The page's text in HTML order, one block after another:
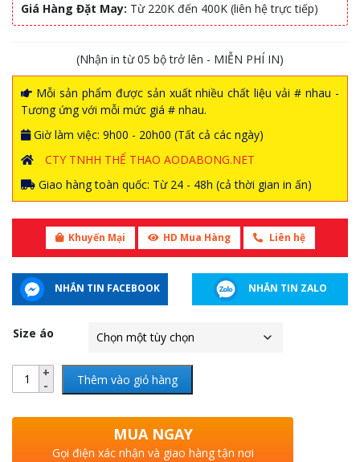
Giá Hàng Đặt May: Từ 220K đến 400K (liên hệ trực tiếp)
(Nhận in từ 05 bộ trở lên - MIỄN PHÍ IN)
Mỗi sản phẩm được sản xuất nhiều chất liệu vải # nhau -
Tương ứng với mỗi mức giá # nhau.
Giờ làm việc: 9h00 - 20h00 (Tất cả các ngày)
CTY TNHH THỂ THAO AODABONG.NET
Giao hàng toàn quốc: Từ 24 - 48h (cả thời gian in ấn)
Khuyến Mại HD Mua Hàng Liên hệ
NHẮN TIN FACEBOOK NHẮN TIN ZALO
Size áo
Thêm vào giỏ hàng
MUA NGAY
Gọi điện xác nhận và giao hàng tận nơi